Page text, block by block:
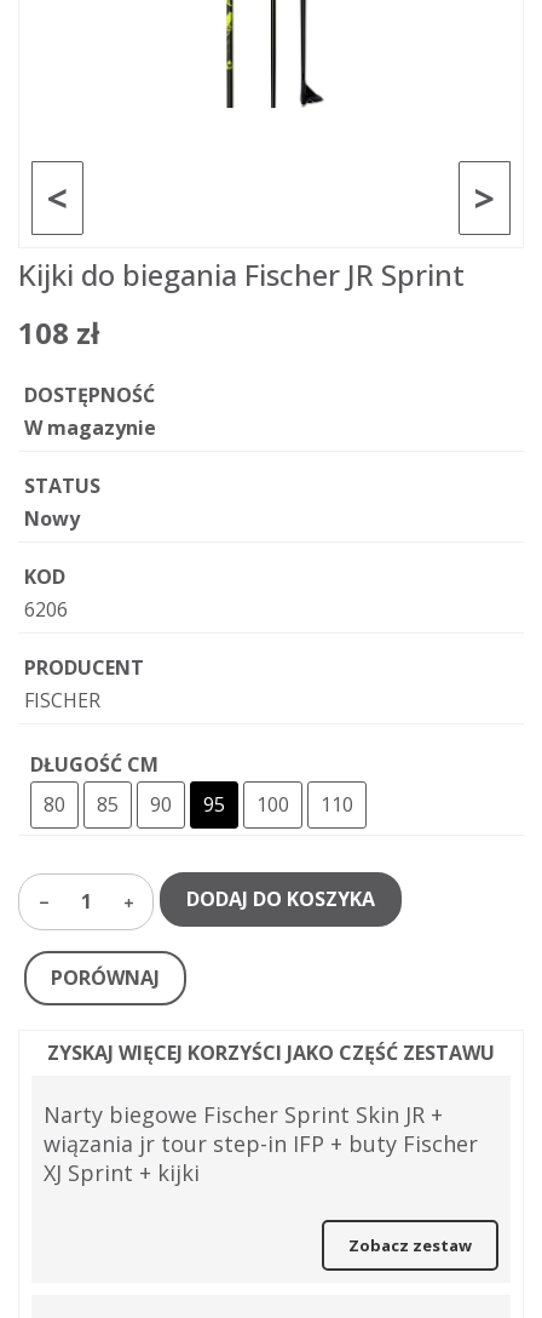
>
<
Kijki do biegania Fischer JR Sprint
108 zł
DOSTĘPNOŚĆ
W magazynie
STATUS
Nowy
KOD
6206
PRODUCENT
FISCHER
DŁUGOŚĆ CM
80
85 90 95 100 110
1 DODAJ DO KOSZYKA
PORÓWNAJ
ZYSKAJ WIĘCEJ KORZYŚCI JAKO CZĘŚĆ ZESTAWU
Narty biegowe Fischer Sprint Skin JR +
wiązania jr tour step-in IFP + buty Fischer
XJ Sprint + kijki
Zobacz zestaw